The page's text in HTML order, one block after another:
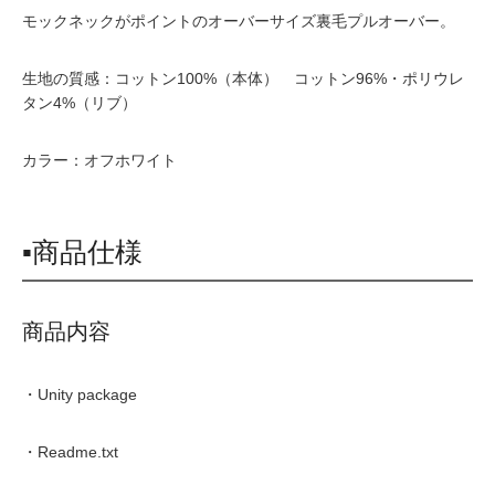
モックネックがポイントのオーバーサイズ裏毛プルオーバー。
生地の質感：コットン100%（本体） コットン96%・ポリウレ
タン4%（リブ）
カラー：オフホワイト
▪商品仕様
商品内容
・Unity package
・Readme.txt